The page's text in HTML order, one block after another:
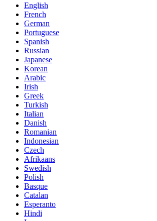
English
French
German
Portuguese
Spanish
Russian
Japanese
Korean
Arabic
Irish
Greek
Turkish
Italian
Danish
Romanian
Indonesian
Czech
Afrikaans
Swedish
Polish
Basque
Catalan
Esperanto
Hindi